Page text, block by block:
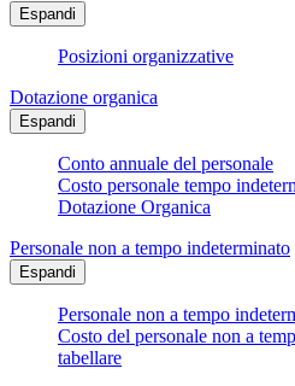
Espandi
Posizioni organizzative
Dotazione organica
Espandi
Conto annuale del personale
Costo personale tempo
Dotazione Organica
Personale non a tempo indeterminato
Espandi
Personale non a tempo
Costo del personale non a
tabellare